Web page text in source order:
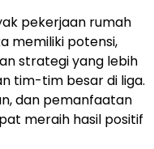
pekerjaan rumah
memiliki potensi,
strategi yang lebih
tim-tim besar di liga.
dan pemanfaatan
meraih hasil positif